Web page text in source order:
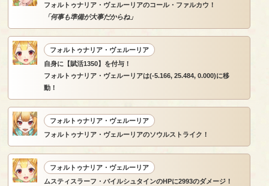
フォルトゥナリア・ヴェルーリアのコール・ファルカウ！
「何事も準備が大事だからね」
フォルトゥナリア・ヴェルーリア
自身に【賦活1350】を付与！
フォルトゥナリア・ヴェルーリアは(-5.166, 25.484, 0.000)に移
動！
フォルトゥナリア・ヴェルーリア
フォルトゥナリア・ヴェルーリアのソウルストライク！
フォルトゥナリア・ヴェルーリア
ムスティスラーフ・バイルシュタインのHPに2993のダメージ！